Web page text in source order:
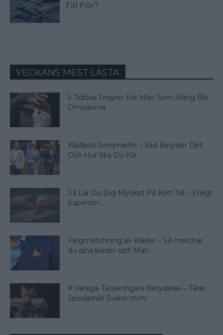
Till För?
VECKANS MEST LÄSTA
5 Tidlösa Frisyrer För Män Som Aldrig Blir
Omoderna
Klädkod Sommarfin – Vad Betyder Det
Och Hur Ska Du Klä...
Så Lär Du Dig Mycket På Kort Tid – Enligt
Experten...
Färgmatchning av Kläder – Så matchar
du dina kläder rätt! Man...
9 Vanliga Tatueringars Betydelse – Tårar,
Spindelnät Svalor m.m.